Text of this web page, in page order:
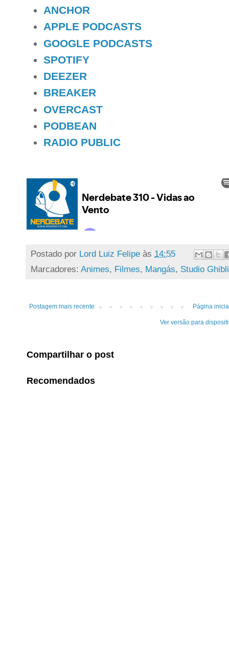
ANCHOR
APPLE PODCASTS
GOOGLE PODCASTS
SPOTIFY
DEEZER
BREAKER
OVERCAST
PODBEAN
RADIO PUBLIC
Postado por Lord Luiz Felipe às 14:55
Marcadores: Animes, Filmes, Mangás, Studio Ghibli
Postagem mais recente Página
Ver versão para
Compartilhar o post
Recomendados